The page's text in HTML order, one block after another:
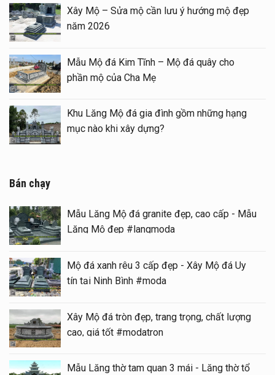
Mộ – sửa Mộ bằng Mẫu
lượng
đá 1 mái đẹp – Long đình đá
(Gian thờ đá) tại khu Lăng
Xây Mộ – Sửa
Mẫu Mộ đá Kim
Khu Lăng Mộ đá
Bán chạy
Mẫu Lăng Mộ đá granite đẹp, cao cấp - Mẫu
Lăng Mộ đẹp #langmoda
Mộ đá xanh rêu 3 cấp đẹp - Xây Mộ đá Uy
tín tại Ninh Bình #moda
Xây Mộ đá tròn đẹp, trang trọng, chất lượng
cao, giá tốt #modatron
Mẫu Lăng thờ tam quan 3 mái - Lăng thờ tổ